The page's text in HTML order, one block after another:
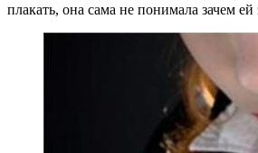
плакать, она сама не понимала зачем ей